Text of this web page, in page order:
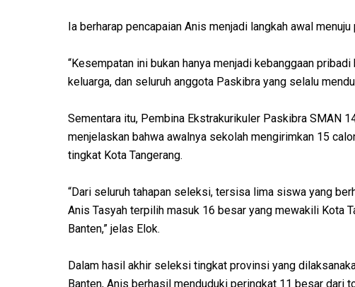
Ia berharap pencapaian Anis menjadi langkah awal
“Kesempatan ini bukan hanya menjadi kebanggaan
keluarga, dan seluruh anggota Paskibra yang selalu
Sementara itu, Pembina Ekstrakurikuler Paskibra SMAN
menjelaskan bahwa awalnya sekolah mengirimkan 15
tingkat Kota Tangerang.
“Dari seluruh tahapan seleksi, tersisa lima siswa yang
Anis Tasyah terpilih masuk 16 besar yang mewakili Kota
Banten,” jelas Elok.
Dalam hasil akhir seleksi tingkat provinsi yang
Banten, Anis berhasil menduduki peringkat 11 besar dari